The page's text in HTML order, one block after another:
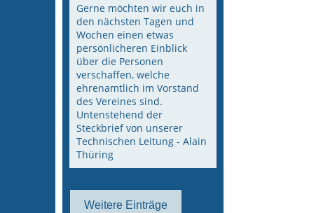
Gerne möchten wir euch in
den nächsten Tagen und
Wochen einen etwas
persönlicheren Einblick
über die Personen
verschaffen, welche
ehrenamtlich im Vorstand
des Vereines sind.
Untenstehend der
Steckbrief von unserer
Technischen Leitung - Alain
Thüring
Weitere Einträge